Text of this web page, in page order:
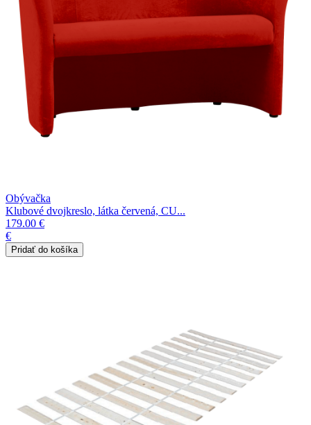
Obývačka
Klubové dvojkreslo, látka červená, CU...
179.00 €
€